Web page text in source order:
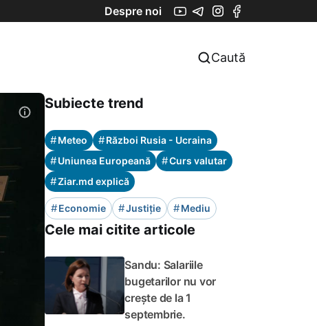
Despre noi
Caută
Subiecte trend
#Meteo #Război Rusia - Ucraina
#Uniunea Europeană #Curs valutar
#Ziar.md explică
#Economie #Justiție #Mediu
Cele mai citite articole
Sandu: Salariile
bugetarilor nu vor
crește de la 1
septembrie.